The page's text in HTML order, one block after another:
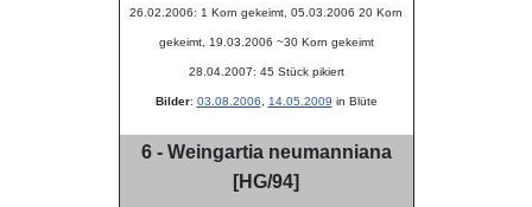
26.02.2006: 1 Korn gekeimt, 05.03.2006 20 Korn
gekeimt, 19.03.2006 ~30 Korn gekeimt
28.04.2007: 45 Stück pikiert
Bilder: 03.08.2006 14.05.2009 in Blüte
6 - Weingartia neumanniana
[HG/94]